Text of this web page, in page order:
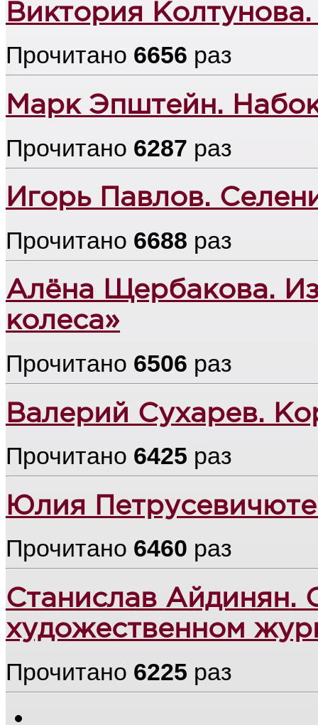
Виктория
Прочитано 6656 раз
Марк Эпштейн.
Прочитано 6287 раз
Игорь Павлов.
Прочитано 6688 раз
Алёна Щербакова.
колеса»
Прочитано 6506 раз
Валерий Сухарев.
Прочитано 6425 раз
Юлия
Прочитано 6460 раз
Станислав Айдинян.
художественном
Прочитано 6225 раз